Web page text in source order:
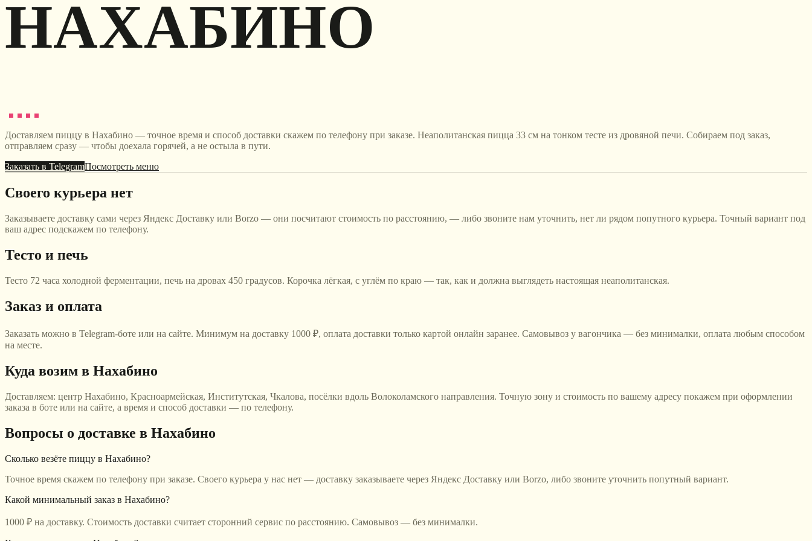
НАХАБИНО
Доставляем пиццу в Нахабино — точное время и способ доставки скажем по телефону при заказе. Неаполитанская пицца 33 см на тонком тесте из дровяной печи. Собираем под заказ,
отправляем сразу — чтобы доехала горячей, а не остыла в пути.
Заказать в TelegramПосмотреть меню
Своего курьера нет
Заказываете доставку сами через Яндекс Доставку или Borzo — они посчитают стоимость по расстоянию, — либо звоните нам уточнить, нет ли рядом попутного курьера. Точный вариант под
ваш адрес подскажем по телефону.
Тесто и печь
Тесто 72 часа холодной ферментации, печь на дровах 450 градусов. Корочка лёгкая, с углём по краю — так, как и должна выглядеть настоящая неаполитанская.
Заказ и оплата
Заказать можно в Telegram-боте или на сайте. Минимум на доставку 1000 ₽, оплата доставки только картой онлайн заранее. Самовывоз у вагончика — без минималки, оплата любым способом
на месте.
Куда возим в Нахабино
Доставляем: центр Нахабино, Красноармейская, Институтская, Чкалова, посёлки вдоль Волоколамского направления. Точную зону и стоимость по вашему адресу покажем при оформлении
заказа в боте или на сайте, а время и способ доставки — по телефону.
Вопросы о доставке в Нахабино
Сколько везёте пиццу в Нахабино?
Точное время скажем по телефону при заказе. Своего курьера у нас нет — доставку заказываете через Яндекс Доставку или Borzo, либо звоните уточнить попутный вариант.
Какой минимальный заказ в Нахабино?
1000 ₽ на доставку. Стоимость доставки считает сторонний сервис по расстоянию. Самовывоз — без минималки.